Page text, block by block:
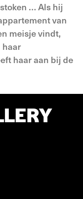
… Als hij
van
meisje vindt,
haar
haar aan bij de